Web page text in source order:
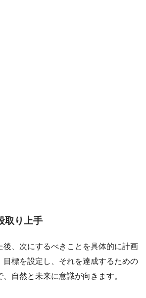
取り上手
後、次にするべきことを具体的に計画
目標を設定し、それを達成するための
自然と未来に意識が向きます。